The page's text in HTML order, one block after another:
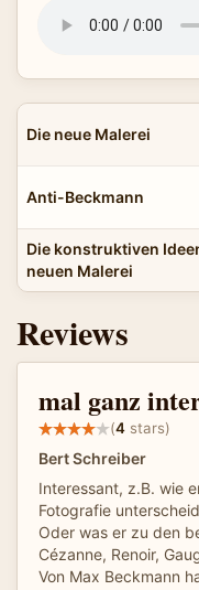
Die neue Malerei
Anti-Beckmann
Die konstruktiven
neuen Malerei
Reviews
mal ganz
(4 stars)
Bert Schreiber
Interessant, z.B. wie
Fotografie
Oder was er zu den
Cézanne, Renoir,
Von Max Beckmann